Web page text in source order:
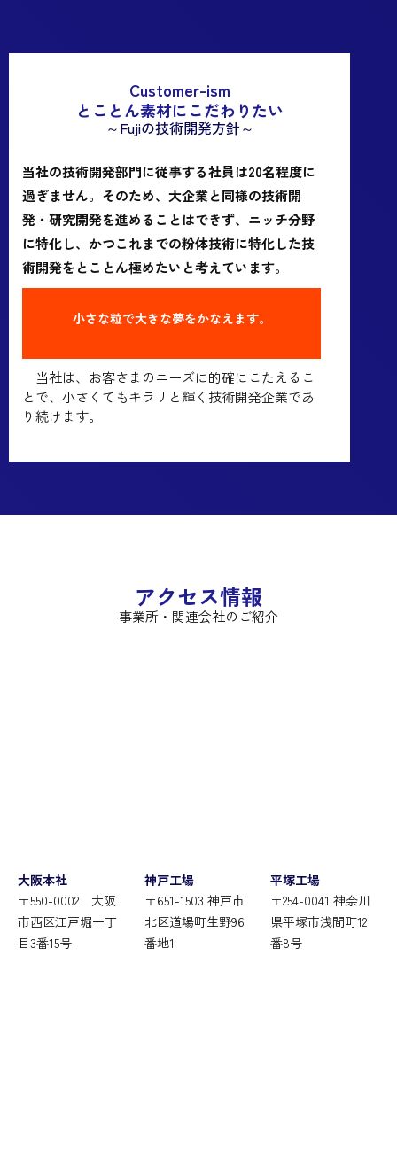
Customer-ism
とことん素材にこだわりたい
～Fujiの技術開発方針～
当社の技術開発部門に従事する社員は20名程度に
過ぎません。そのため、大企業と同様の技術開
発・研究開発を進めることはできず、ニッチ分野
に特化し、かつこれまでの粉体技術に特化した技
術開発をとことん極めたいと考えています。
小さな粒で大きな夢をかなえます。
当社は、お客さまのニーズに的確にこたえるこ
とで、小さくてもキラリと輝く技術開発企業であ
り続けます。
アクセス情報
事業所・関連会社のご紹介
大阪本社
〒550-0002 大阪
市西区江戸堀一丁
目3番15号
神戸工場
〒651-1503 神戸市
北区道場町生野96
番地1
平塚工場
〒254-0041 神奈川
県平塚市浅間町12
番8号